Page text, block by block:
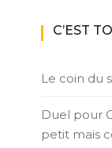
C’EST
Le coin du
Duel pour
petit mais